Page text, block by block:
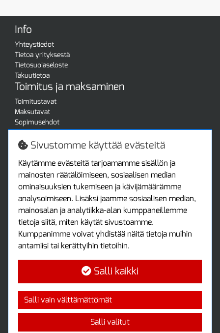
Info
Yhteystiedot
Tietoa yrityksestä
Tietosuojaseloste
Takuutietoa
Toimitus ja maksaminen
Toimitustavat
Maksutavat
Sopimusehdot
Turvallista ostamista
Jälleenmyyjille
Tax free / verovapaa myynti
Asiakastilini
Asiakastili
Luo tili
Kirjaudu sisään
Ota yhteyttä
Protools Oy
Tuottajankatu 13
Uutiskirje
Tilaa maksuton uutiskirjeemme
Sivustomme käyttää evästeitä
Käytämme evästeitä tarjoamamme sisällön ja
mainosten räätälöimiseen, sosiaalisen median
ominaisuuksien tukemiseen ja kävijämäärämme
analysoimiseen. Lisäksi jaamme sosiaalisen median,
mainosalan ja analytiikka-alan kumppaneillemme
tietoja siitä, miten käytät sivustoamme.
Kumppanimme voivat yhdistää näitä tietoja muihin
antamiisi tai kerättyihin tietoihin.
Salli kaikki
Salli vain välttämättömät
Salli valitut